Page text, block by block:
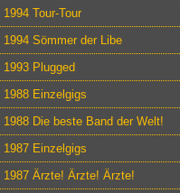
1994 Tour-Tour
1994 Sömmer der Libe
1993 Plugged
1988 Einzelgigs
1988 Die beste Band der Welt!
1987 Einzelgigs
1987 Ärzte! Ärzte! Ärzte!